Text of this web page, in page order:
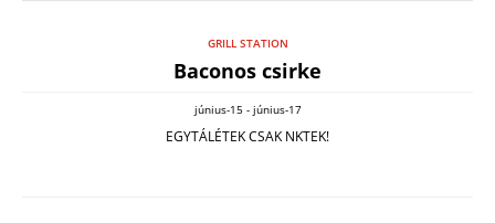
GRILL STATION
Baconos csirke
június-15 - június-17
EGYTÁLÉTEK CSAK NKTEK!